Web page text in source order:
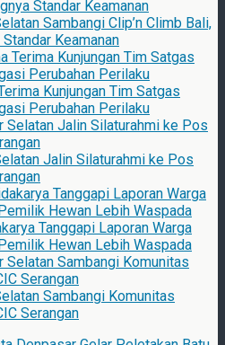
Sambangi Clip’n Climb Bali,
Keamanan
Kunjungan Tim Satgas
Perubahan Perilaku
Jalin Silaturahmi ke Pos
Tanggapi Laporan Warga
Hewan Lebih Waspada
Sambangi Komunitas
Serangan